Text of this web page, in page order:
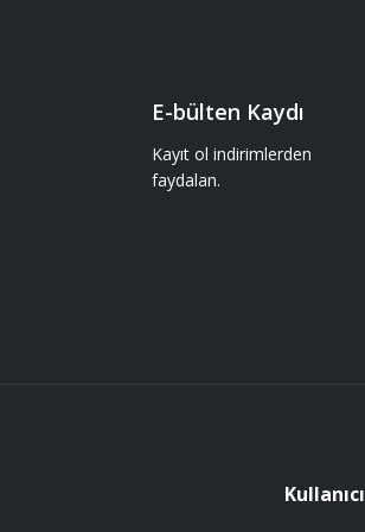
geliyor gönül rahatlığıyla
E-bülten Kaydı
Kayıt ol indirimlerden
faydalan.
Kullanıcı